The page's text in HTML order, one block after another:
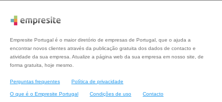
Empresite Portugal é o maior diretório de empresas de Portugal, que o ajuda a
encontrar novos clientes através da publicação gratuita dos dados de contacto e
atividade da sua empresa. Atualize a página web da sua empresa em nosso site, de
forma gratuita, hoje mesmo.
Perguntas frequentes Política de privacidade
O que é o Empresite Portugal Condições de uso Contacto